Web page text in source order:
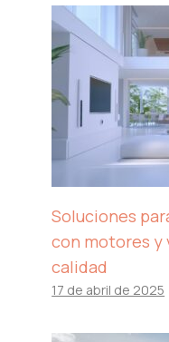
Soluciones
con motores y
calidad
17 de abril de 2025